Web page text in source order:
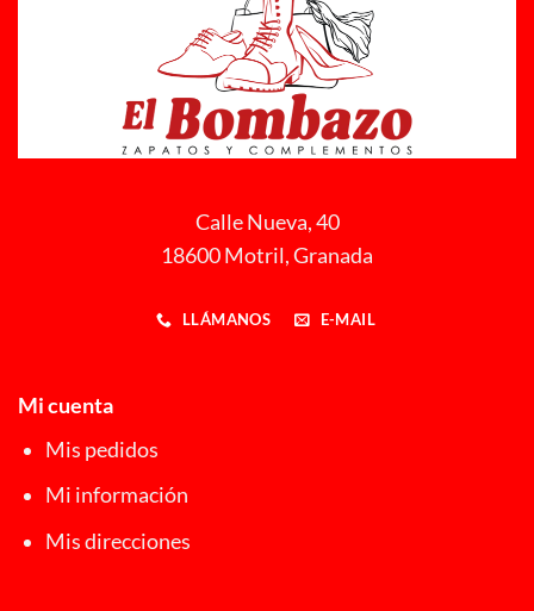
Calle Nueva, 40
18600 Motril, Granada
LLÁMANOS E-MAIL
Mi cuenta
Mis pedidos
Mi información
Mis direcciones